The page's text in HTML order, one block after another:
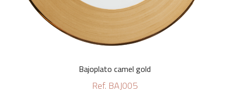
Bajoplato camel gold
Ref. BAJ005